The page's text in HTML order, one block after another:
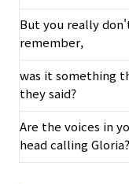
But you really
remember,
was it something
they said?
Are the voices in
head calling Gloria?